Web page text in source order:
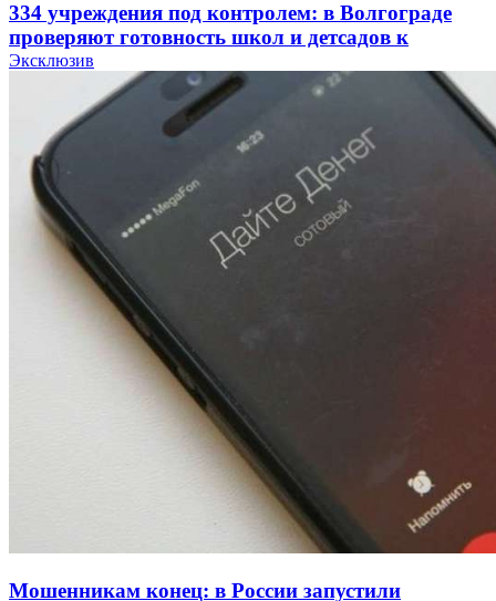
334 учреждения под контролем: в Волгограде
проверяют готовность школ и детсадов к
учебному году
Покушение на убийство в Волгограде: девушка
напала на незнакомую женщину с ножом
12:39
Сладкий праздник в Волгограде: в Центральном
парке прошёл фестиваль „Арбузный переполох“
Волгоградские компании нарастили экспорт:
заключены контракты на 3,6 млн долларов
Эксклюзив
Мошенникам конец: в России запустили